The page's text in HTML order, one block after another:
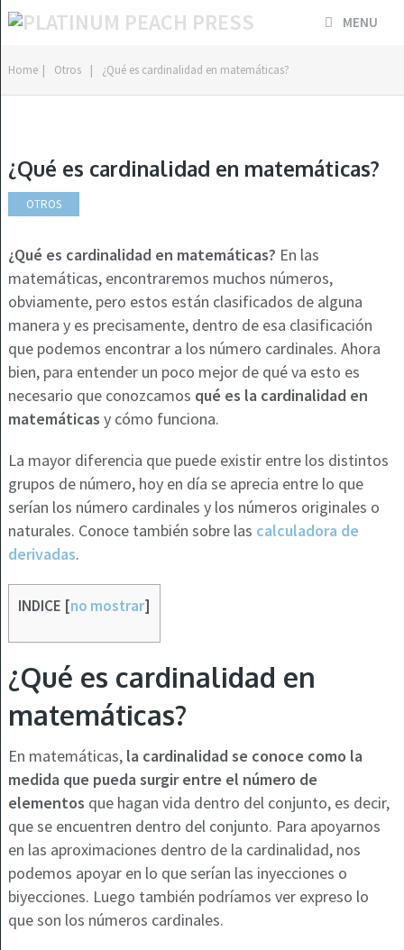
MENU
Home | Otros | ¿Qué es cardinalidad en matemáticas?
¿Qué es cardinalidad en matemáticas?
OTROS
¿Qué es cardinalidad en matemáticas? En las
matemáticas, encontraremos muchos números,
obviamente, pero estos están clasificados de alguna
manera y es precisamente, dentro de esa clasificación
que podemos encontrar a los número cardinales. Ahora
bien, para entender un poco mejor de qué va esto es
necesario que conozcamos qué es la cardinalidad en
matemáticas y cómo funciona.
La mayor diferencia que puede existir entre los distintos
grupos de número, hoy en día se aprecia entre lo que
serían los número cardinales y los números originales o
naturales. Conoce también sobre las calculadora de
derivadas.
INDICE [no mostrar]
¿Qué es cardinalidad en
matemáticas?
En matemáticas, la cardinalidad se conoce como la
medida que pueda surgir entre el número de
elementos que hagan vida dentro del conjunto, es decir,
que se encuentren dentro del conjunto. Para apoyarnos
en las aproximaciones dentro de la cardinalidad, nos
podemos apoyar en lo que serían las inyecciones o
biyecciones. Luego también podríamos ver expreso lo
que son los números cardinales.